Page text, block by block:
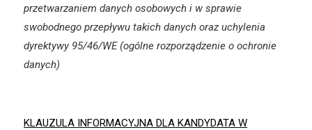
przetwarzaniem danych osobowych i w sprawie
swobodnego przepływu takich danych oraz uchylenia
dyrektywy 95/46/WE (ogólne rozporządzenie o ochronie
danych)
KLAUZULA INFORMACYJNA DLA KANDYDATA W